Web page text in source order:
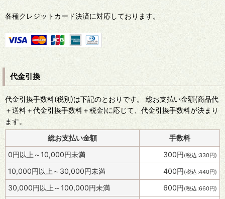
各種クレジットカード決済に対応しております。
代金引換
代金引換手数料(税別)は下記のとおりです。 総お支払い金額(商品代
＋送料＋代金引換手数料＋税金)に応じて、代金引換手数料が決まり
ます。
総お支払い金額
手数料
0円以上～10,000円未満 300円(税込 :330円)
10,000円以上～30,000円未満 400円(税込 :440円)
30,000円以上～100,000円未満 600円(税込 :660円)